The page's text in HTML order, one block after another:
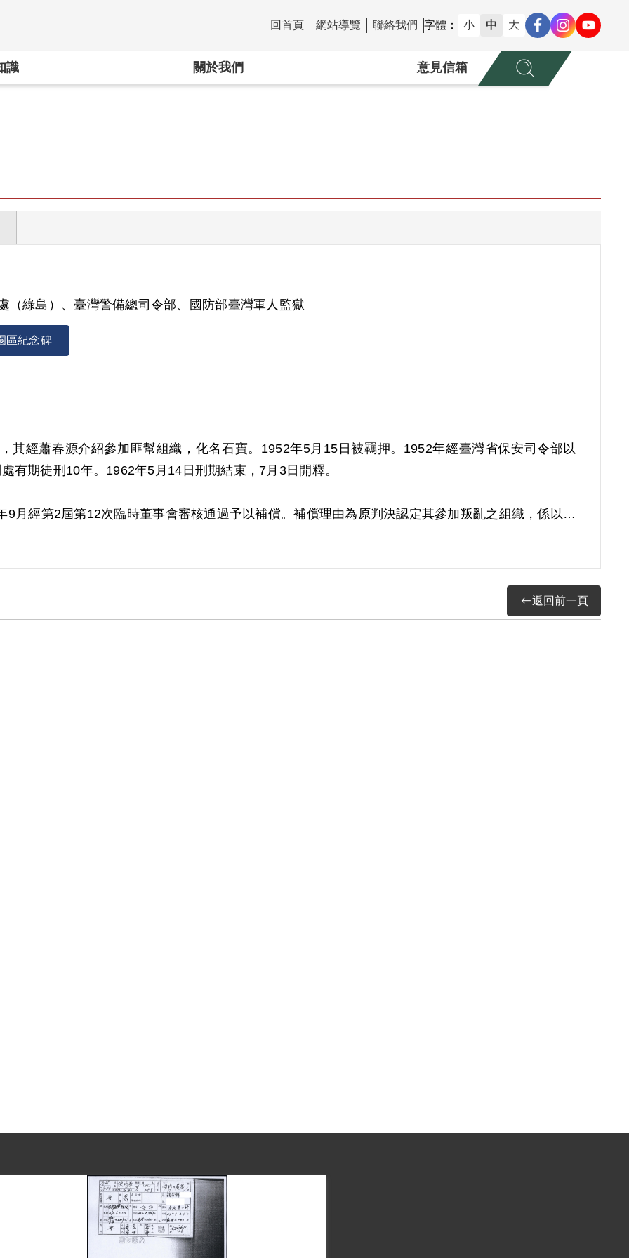
:::
回首頁 網站導覽 聯絡我們 字體： 小 中 大
識 關於我們 意見信箱
（綠島）、臺灣警備總司令部、國防部臺灣軍人監獄
區紀念碑
其經蕭春源介紹參加匪幫組織，化名石寶。1952年5月15日被羈押。1952年經臺灣省保安司令部以
有期徒刑10年。1962年5月14日刑期結束，7月3日開釋。
月經第2屆第12次臨時董事會審核通過予以補償。補償理由為原判決認定其參加叛亂之組織，係以其
。惟其於審理中否認，原判決未予查證，原判決對其所參加之組織性質與目的亦未詳查敘明，故認
返回前一頁